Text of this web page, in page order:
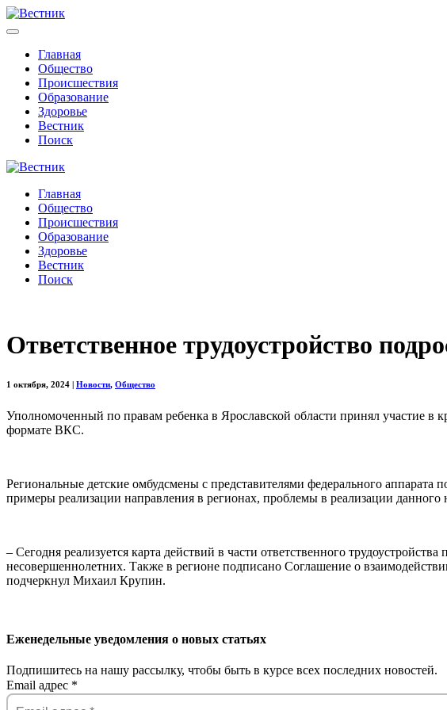
Главная
Общество
Происшествия
Образование
Здоровье
Вестник
Поиск
Главная
Общество
Происшествия
Образование
Здоровье
Вестник
Поиск
Ответственное трудоустройство
1 октября, 2024 Новости, Общество
Уполномоченный по правам ребенка в Ярославской области принял участие в
формате ВКС.
Региональные детские омбудсмены с представителями федерального
примеры реализации направления в регионах, проблемы в реализации
– Сегодня реализуется карта действий в части ответственного
несовершеннолетних. Также в регионе подписано Соглашение о
подчеркнул Михаил Крупин.
Еженедельные уведомления о новых статьях
Подпишитесь на нашу рассылку, чтобы быть в курсе всех последних новостей.
Email адрес *